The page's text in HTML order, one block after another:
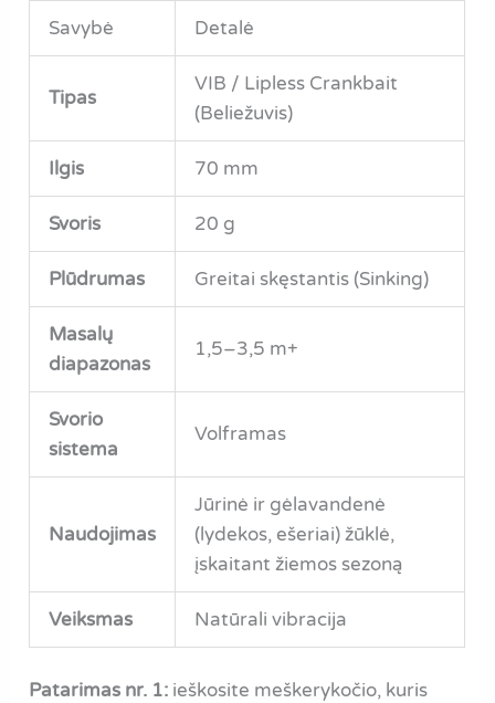
Savybė Detalė
Tipas
VIB / Lipless Crankbait
(Beliežuvis)
Ilgis 70 mm
Svoris 20 g
Plūdrumas Greitai skęstantis (Sinking)
Masalų
diapazonas
1,5–3,5 m+
Svorio
sistema
Volframas
Naudojimas
Jūrinė ir gėlavandenė
(lydekos, ešeriai) žūklė,
įskaitant žiemos sezoną
Veiksmas Natūrali vibracija
Patarimas nr. 1: ieškosite meškerykočio, kuris